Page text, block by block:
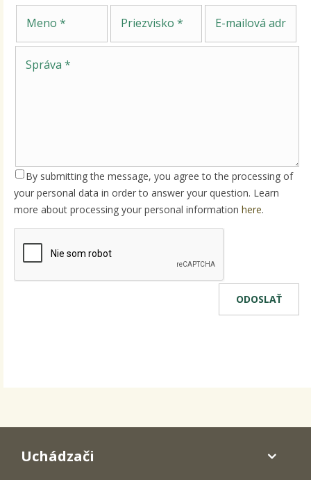
By submitting the message, you agree to the processing of
your personal data in order to answer your question. Learn
more about processing your personal information here.
Uchádzači